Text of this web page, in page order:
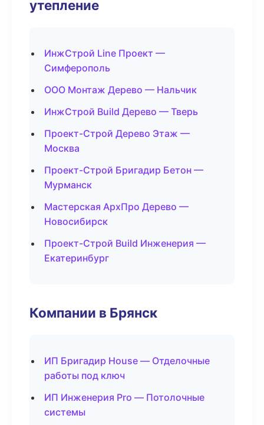
утепление
ИнжСтрой Line Проект —
Симферополь
ООО Монтаж Дерево — Нальчик
ИнжСтрой Build Дерево — Тверь
Проект-Строй Дерево Этаж —
Москва
Проект-Строй Бригадир Бетон —
Мурманск
Мастерская АрхПро Дерево —
Новосибирск
Проект-Строй Build Инженерия —
Екатеринбург
Компании в Брянск
ИП Бригадир House — Отделочные
работы под ключ
ИП Инженерия Pro — Потолочные
системы